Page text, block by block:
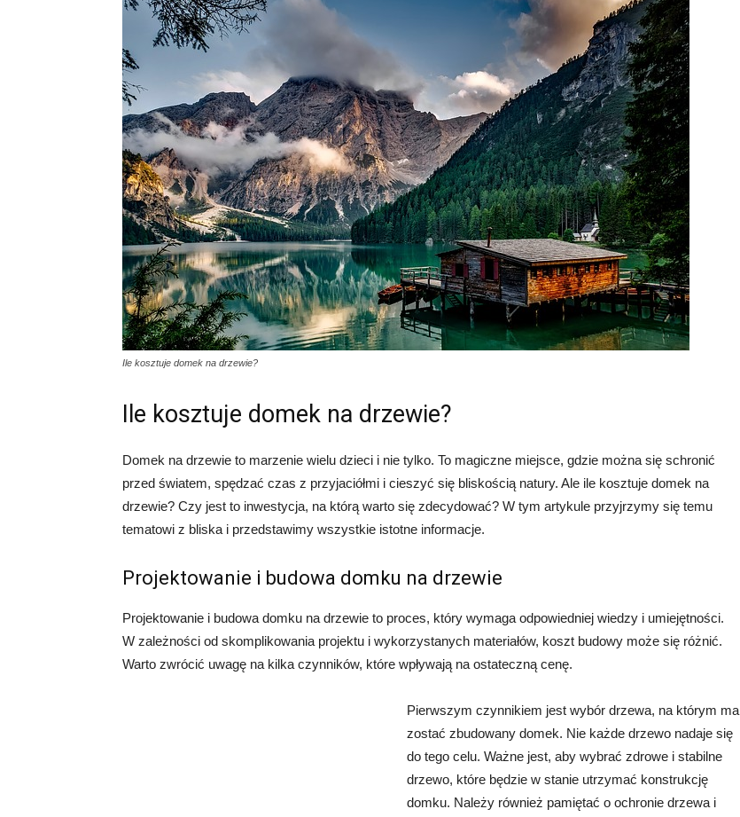
Ile kosztuje domek na drzewie?
Ile kosztuje domek na drzewie?
Domek na drzewie to marzenie wielu dzieci i nie tylko. To magiczne miejsce, gdzie można się schronić
przed światem, spędzać czas z przyjaciółmi i cieszyć się bliskością natury. Ale ile kosztuje domek na
drzewie? Czy jest to inwestycja, na którą warto się zdecydować? W tym artykule przyjrzymy się temu
tematowi z bliska i przedstawimy wszystkie istotne informacje.
Projektowanie i budowa domku na drzewie
Projektowanie i budowa domku na drzewie to proces, który wymaga odpowiedniej wiedzy i umiejętności.
W zależności od skomplikowania projektu i wykorzystanych materiałów, koszt budowy może się różnić.
Warto zwrócić uwagę na kilka czynników, które wpływają na ostateczną cenę.
Pierwszym czynnikiem jest wybór drzewa, na którym ma
zostać zbudowany domek. Nie każde drzewo nadaje się
do tego celu. Ważne jest, aby wybrać zdrowe i stabilne
drzewo, które będzie w stanie utrzymać konstrukcję
domku. Należy również pamiętać o ochronie drzewa i